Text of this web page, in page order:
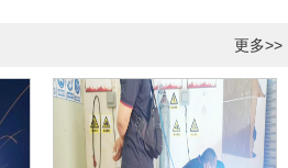
更多>>